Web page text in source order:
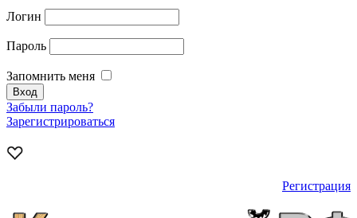
Логин
Пароль
Запомнить меня
Забыли пароль?
Зарегистрироваться
Регистрация